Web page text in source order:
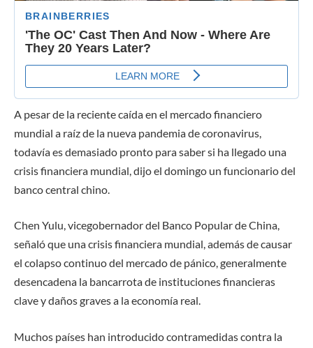
A pesar de la reciente caída en el mercado financiero
mundial a raíz de la nueva pandemia de coronavirus,
todavía es demasiado pronto para saber si ha llegado una
crisis financiera mundial, dijo el domingo un funcionario del
banco central chino.
Chen Yulu, vicegobernador del Banco Popular de China,
señaló que una crisis financiera mundial, además de causar
el colapso continuo del mercado de pánico, generalmente
desencadena la bancarrota de instituciones financieras
clave y daños graves a la economía real.
Muchos países han introducido contramedidas contra la